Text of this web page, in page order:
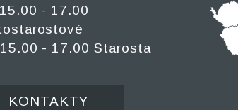
- 17.00
- 17.00 Starosta
KONTAKTY